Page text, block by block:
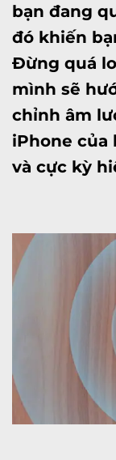
bạn đang
đó khiến
Đừng quá
mình sẽ
chỉnh âm
iPhone của
và cực kỳ